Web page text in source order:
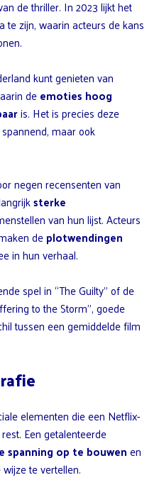
de thriller. In 2023 lijkt het
te zijn, waarin acteurs de kans
kunt genieten van
deemoties hoog
is. Het is precies deze
maar ook
negen recensenten van
sterke
van hun lijst. Acteurs
deplotwendingen
in hun verhaal.
spel in “The Guilty” of de
to the Storm”, goede
tussen een gemiddelde film
elementen die een Netflix-
Een getalenteerde
spanning op te bouwenen
te vertellen.